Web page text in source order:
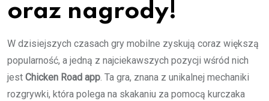
oraz nagrody!
W dzisiejszych czasach gry mobilne zyskują coraz większą
popularność, a jedną z najciekawszych pozycji wśród nich
jest Chicken Road app. Ta gra, znana z unikalnej mechaniki
rozgrywki, która polega na skakaniu za pomocą kurczaka